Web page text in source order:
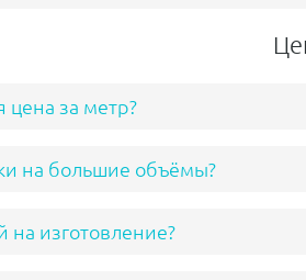
цена за метр?
на большие объёмы?
на изготовление?